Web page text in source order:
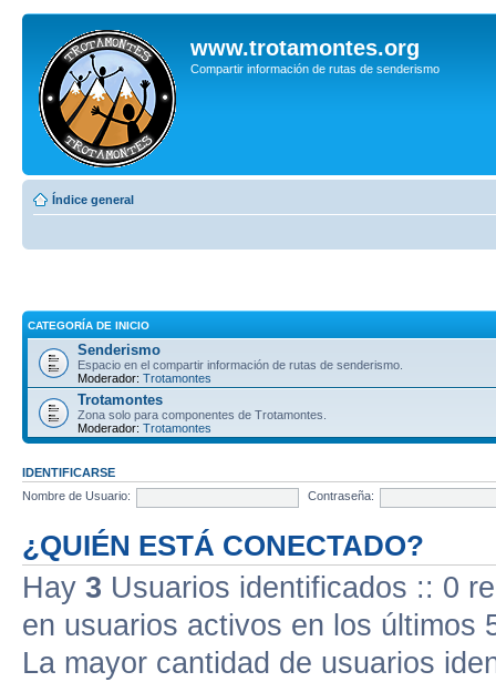
www.trotamontes.org
Compartir información de rutas de senderismo
Índice general
CATEGORÍA DE INICIO
Senderismo
Espacio en el compartir información de rutas de senderismo.
Moderador: Trotamontes
Trotamontes
Zona solo para componentes de Trotamontes.
Moderador: Trotamontes
IDENTIFICARSE
Nombre de Usuario:
Contraseña:
¿QUIÉN ESTÁ CONECTADO?
Hay 3 Usuarios identificados :: 0
en usuarios activos en los últimos
La mayor cantidad de usuarios